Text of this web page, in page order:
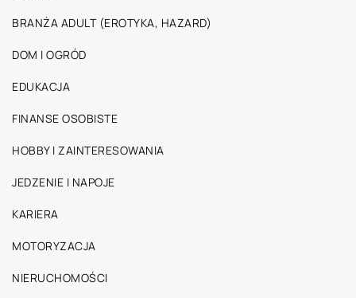
BRANŻA ADULT (EROTYKA, HAZARD)
DOM I OGRÓD
EDUKACJA
FINANSE OSOBISTE
HOBBY I ZAINTERESOWANIA
JEDZENIE I NAPOJE
KARIERA
MOTORYZACJA
NIERUCHOMOŚCI